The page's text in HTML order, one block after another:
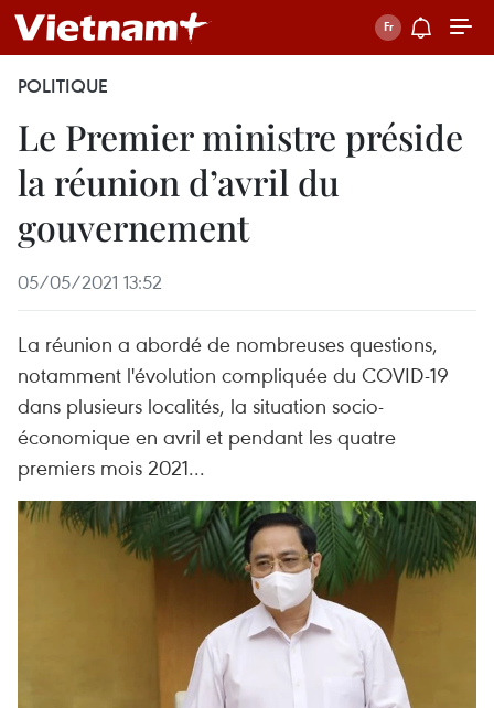
POLITIQUE
Le Premier ministre préside
la réunion d’avril du
gouvernement
05/05/2021 13:52
La réunion a abordé de nombreuses questions,
notamment l'évolution compliquée du COVID-19
dans plusieurs localités, la situation socio-
économique en avril et pendant les quatre
premiers mois 2021...